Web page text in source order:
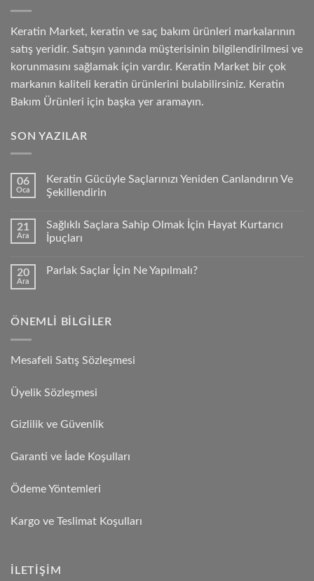
Keratin Market, keratin ve saç bakım ürünleri markalarının
satış yeridir. Satışın yanında müşterisinin bilgilendirilmesi ve
korunmasını sağlamak için vardır. Keratin Market bir çok
markanın kaliteli keratin ürünlerini bulabilirsiniz. Keratin
Bakım Ürünleri için başka yer aramayın.
SON YAZILAR
06
Oca
Keratin Gücüyle Saçlarınızı Yeniden Canlandırın Ve
Şekillendirin
21
Ara
Sağlıklı Saçlara Sahip Olmak İçin Hayat Kurtarıcı
İpuçları
20
Ara
Parlak Saçlar İçin Ne Yapılmalı?
ÖNEMLI BILGILER
Mesafeli Satış Sözleşmesi
Üyelik Sözleşmesi
Gizlilik ve Güvenlik
Garanti ve İade Koşulları
Ödeme Yöntemleri
Kargo ve Teslimat Koşulları
İLETIŞIM